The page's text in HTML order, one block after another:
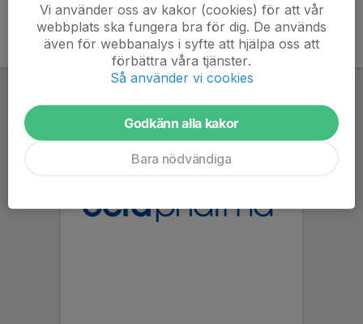
Vi använder oss av kakor (cookies) för att vår
webbplats ska fungera bra för dig. De används
även för webbanalys i syfte att hjälpa oss att
förbättra våra tjänster.
Så använder vi cookies
Godkänn alla kakor
Bara nödvändiga